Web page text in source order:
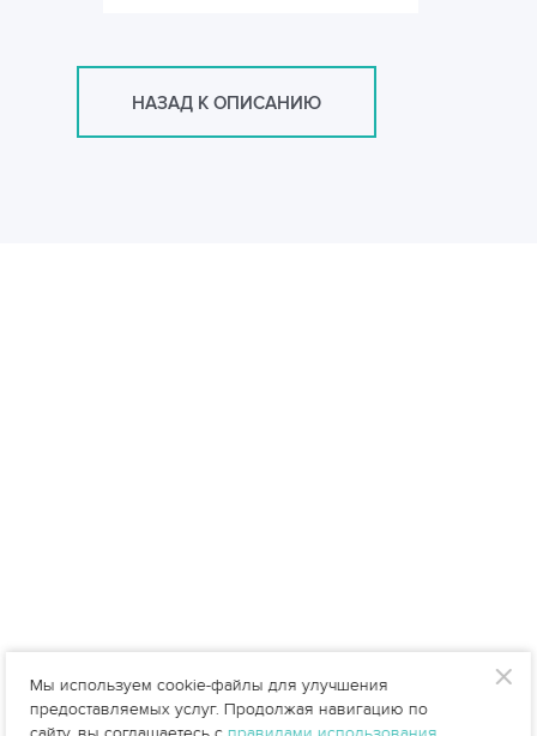
НАЗАД К ОПИСАНИЮ
Мы используем cookie-файлы для улучшения
предоставляемых услуг. Продолжая навигацию по